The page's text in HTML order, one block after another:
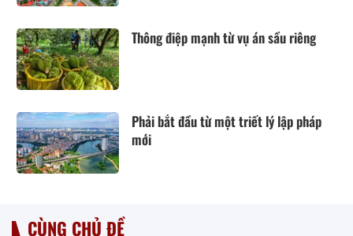
Thông điệp mạnh từ vụ án sầu riêng
Phải bắt đầu từ một triết lý lập pháp
mới
CÙNG CHỦ ĐỀ